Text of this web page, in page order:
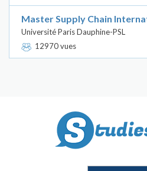
Master Supply Chain
Université Paris Dauphine-PSL
12970 vues